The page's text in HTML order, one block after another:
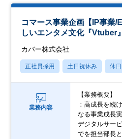
コマース事業企画【IP事業/
しいエンタメ文化『Vtuber
カバー株式会社
正社員採用 土日祝休み 休
業務内容
【業務概要】
：高成長を続
なる事業成長
デジタルサー
でを担当部長